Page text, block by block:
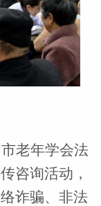
市老年学会法
咨询活动，
诈骗、非法